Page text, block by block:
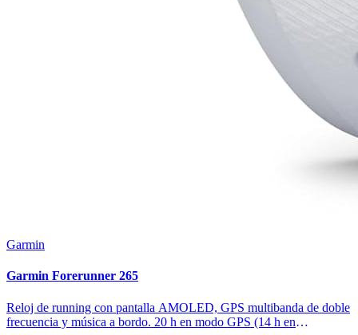
Garmin
Garmin Forerunner 265
Reloj de running con pantalla AMOLED, GPS multibanda de doble
frecuencia y música a bordo. 20 h en modo GPS (14 h en